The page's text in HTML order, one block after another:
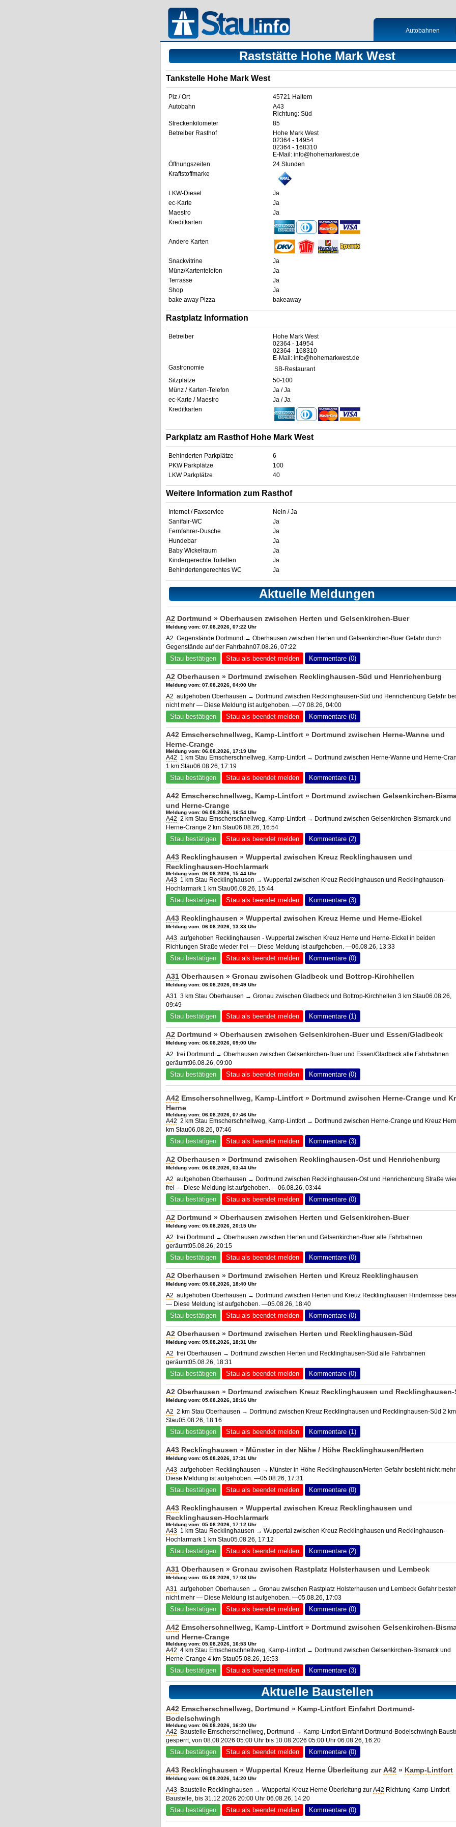
Autobahnen
Raststätte Hohe Mark West
Tankstelle Hohe Mark West
Plz / Ort
45721 Haltern
Autobahn
A43
Richtung: Süd
Streckenkilometer
85
Betreiber Rasthof
Hohe Mark West
02364 - 14954
02364 - 168310
E-Mail: info@hohemarkwest.de
Öffnungszeiten
24 Stunden
Kraftstoffmarke
LKW-Diesel
Ja
ec-Karte
Ja
Maestro
Ja
Kreditkarten
Andere Karten
Snackvitrine
Ja
Münz/Kartentelefon
Ja
Terrasse
Ja
Shop
Ja
bake away Pizza
bakeaway
Rastplatz Information
Betreiber
Hohe Mark West
02364 - 14954
02364 - 168310
E-Mail: info@hohemarkwest.de
Gastronomie
SB-Restaurant
Sitzplätze
50-100
Münz / Karten-Telefon
Ja / Ja
ec-Karte / Maestro
Ja / Ja
Kreditkarten
Parkplatz am Rasthof Hohe Mark West
Behinderten Parkplätze
6
PKW Parkplätze
100
LKW Parkplätze
40
Weitere Information zum Rasthof
Internet / Faxservice
Nein / Ja
Sanifair-WC
Ja
Fernfahrer-Dusche
Ja
Hundebar
Ja
Baby Wickelraum
Ja
Kindergerechte Toiletten
Ja
Behindertengerechtes WC
Ja
Aktuelle Meldungen
A2 Dortmund » Oberhausen zwischen Herten und Gelsenkirchen-Buer
Meldung vom: 07.08.2026, 07:22 Uhr
A2 Gegenstände Dortmund → Oberhausen zwischen Herten und Gelsenkirchen-Buer Gefahr durch
Gegenstände auf der Fahrbahn07.08.26, 07:22
Stau bestätigen Stau als beendet melden Kommentare (0)
A2 Oberhausen » Dortmund zwischen Recklinghausen-Süd und Henrichenburg
Meldung vom: 07.08.2026, 04:00 Uhr
A2 aufgehoben Oberhausen → Dortmund zwischen Recklinghausen-Süd und Henrichenburg Gefahr
nicht mehr — Diese Meldung ist aufgehoben. —07.08.26, 04:00
Stau bestätigen Stau als beendet melden Kommentare (0)
A42 Emscherschnellweg, Kamp-Lintfort » Dortmund zwischen Herne-Wanne und
Herne-Crange
Meldung vom: 06.08.2026, 17:19 Uhr
A42 1 km Stau Emscherschnellweg, Kamp-Lintfort → Dortmund zwischen Herne-Wanne und Herne-
1 km Stau06.08.26, 17:19
Stau bestätigen Stau als beendet melden Kommentare (1)
A42 Emscherschnellweg, Kamp-Lintfort » Dortmund zwischen Gelsenkirchen-
und Herne-Crange
Meldung vom: 06.08.2026, 16:54 Uhr
A42 2 km Stau Emscherschnellweg, Kamp-Lintfort → Dortmund zwischen Gelsenkirchen-Bismarck und
Herne-Crange 2 km Stau06.08.26, 16:54
Stau bestätigen Stau als beendet melden Kommentare (2)
A43 Recklinghausen » Wuppertal zwischen Kreuz Recklinghausen und
Recklinghausen-Hochlarmark
Meldung vom: 06.08.2026, 15:44 Uhr
A43 1 km Stau Recklinghausen → Wuppertal zwischen Kreuz Recklinghausen und Recklinghausen-
Hochlarmark 1 km Stau06.08.26, 15:44
Stau bestätigen Stau als beendet melden Kommentare (3)
A43 Recklinghausen » Wuppertal zwischen Kreuz Herne und Herne-Eickel
Meldung vom: 06.08.2026, 13:33 Uhr
A43 aufgehoben Recklinghausen - Wuppertal zwischen Kreuz Herne und Herne-Eickel in beiden
Richtungen Straße wieder frei — Diese Meldung ist aufgehoben. —06.08.26, 13:33
Stau bestätigen Stau als beendet melden Kommentare (0)
A31 Oberhausen » Gronau zwischen Gladbeck und Bottrop-Kirchhellen
Meldung vom: 06.08.2026, 09:49 Uhr
A31 3 km Stau Oberhausen → Gronau zwischen Gladbeck und Bottrop-Kirchhellen 3 km Stau06.08.26,
09:49
Stau bestätigen Stau als beendet melden Kommentare (1)
A2 Dortmund » Oberhausen zwischen Gelsenkirchen-Buer und Essen/Gladbeck
Meldung vom: 06.08.2026, 09:00 Uhr
A2 frei Dortmund → Oberhausen zwischen Gelsenkirchen-Buer und Essen/Gladbeck alle Fahrbahnen
geräumt06.08.26, 09:00
Stau bestätigen Stau als beendet melden Kommentare (0)
A42 Emscherschnellweg, Kamp-Lintfort » Dortmund zwischen Herne-Crange und
Herne
Meldung vom: 06.08.2026, 07:46 Uhr
A42 2 km Stau Emscherschnellweg, Kamp-Lintfort → Dortmund zwischen Herne-Crange und Kreuz
km Stau06.08.26, 07:46
Stau bestätigen Stau als beendet melden Kommentare (3)
A2 Oberhausen » Dortmund zwischen Recklinghausen-Ost und Henrichenburg
Meldung vom: 06.08.2026, 03:44 Uhr
A2 aufgehoben Oberhausen → Dortmund zwischen Recklinghausen-Ost und Henrichenburg Straße
frei — Diese Meldung ist aufgehoben. —06.08.26, 03:44
Stau bestätigen Stau als beendet melden Kommentare (0)
A2 Dortmund » Oberhausen zwischen Herten und Gelsenkirchen-Buer
Meldung vom: 05.08.2026, 20:15 Uhr
A2 frei Dortmund → Oberhausen zwischen Herten und Gelsenkirchen-Buer alle Fahrbahnen
geräumt05.08.26, 20:15
Stau bestätigen Stau als beendet melden Kommentare (0)
A2 Oberhausen » Dortmund zwischen Herten und Kreuz Recklinghausen
Meldung vom: 05.08.2026, 18:40 Uhr
A2 aufgehoben Oberhausen → Dortmund zwischen Herten und Kreuz Recklinghausen Hindernisse
— Diese Meldung ist aufgehoben. —05.08.26, 18:40
Stau bestätigen Stau als beendet melden Kommentare (0)
A2 Oberhausen » Dortmund zwischen Herten und Recklinghausen-Süd
Meldung vom: 05.08.2026, 18:31 Uhr
A2 frei Oberhausen → Dortmund zwischen Herten und Recklinghausen-Süd alle Fahrbahnen
geräumt05.08.26, 18:31
Stau bestätigen Stau als beendet melden Kommentare (0)
A2 Oberhausen » Dortmund zwischen Kreuz Recklinghausen und Recklinghausen-
Meldung vom: 05.08.2026, 18:16 Uhr
A2 2 km Stau Oberhausen → Dortmund zwischen Kreuz Recklinghausen und Recklinghausen-Süd 2 km
Stau05.08.26, 18:16
Stau bestätigen Stau als beendet melden Kommentare (1)
A43 Recklinghausen » Münster in der Nähe / Höhe Recklinghausen/Herten
Meldung vom: 05.08.2026, 17:31 Uhr
A43 aufgehoben Recklinghausen → Münster in Höhe Recklinghausen/Herten Gefahr besteht nicht
Diese Meldung ist aufgehoben. —05.08.26, 17:31
Stau bestätigen Stau als beendet melden Kommentare (0)
A43 Recklinghausen » Wuppertal zwischen Kreuz Recklinghausen und
Recklinghausen-Hochlarmark
Meldung vom: 05.08.2026, 17:12 Uhr
A43 1 km Stau Recklinghausen → Wuppertal zwischen Kreuz Recklinghausen und Recklinghausen-
Hochlarmark 1 km Stau05.08.26, 17:12
Stau bestätigen Stau als beendet melden Kommentare (2)
A31 Oberhausen » Gronau zwischen Rastplatz Holsterhausen und Lembeck
Meldung vom: 05.08.2026, 17:03 Uhr
A31 aufgehoben Oberhausen → Gronau zwischen Rastplatz Holsterhausen und Lembeck Gefahr
nicht mehr — Diese Meldung ist aufgehoben. —05.08.26, 17:03
Stau bestätigen Stau als beendet melden Kommentare (0)
A42 Emscherschnellweg, Kamp-Lintfort » Dortmund zwischen Gelsenkirchen-
und Herne-Crange
Meldung vom: 05.08.2026, 16:53 Uhr
A42 4 km Stau Emscherschnellweg, Kamp-Lintfort → Dortmund zwischen Gelsenkirchen-Bismarck und
Herne-Crange 4 km Stau05.08.26, 16:53
Stau bestätigen Stau als beendet melden Kommentare (3)
Aktuelle Baustellen
A42 Emscherschnellweg, Dortmund » Kamp-Lintfort Einfahrt Dortmund-
Bodelschwingh
Meldung vom: 06.08.2026, 16:20 Uhr
A42 Baustelle Emscherschnellweg, Dortmund → Kamp-Lintfort Einfahrt Dortmund-Bodelschwingh
gesperrt, von 08.08.2026 05:00 Uhr bis 10.08.2026 05:00 Uhr 06.08.26, 16:20
Stau bestätigen Stau als beendet melden Kommentare (0)
A43 Recklinghausen » Wuppertal Kreuz Herne Überleitung zurA42 » Kamp-Lintfort
Meldung vom: 06.08.2026, 14:20 Uhr
A43 Baustelle Recklinghausen → Wuppertal Kreuz Herne Überleitung zur A42 Richtung Kamp-Lintfort
Baustelle, bis 31.12.2026 20:00 Uhr 06.08.26, 14:20
Stau bestätigen Stau als beendet melden Kommentare (0)